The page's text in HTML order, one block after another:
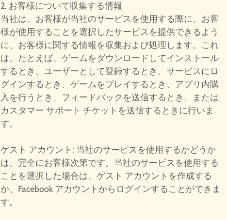
2. お客様について収集する情報
当社は、お客様が当社のサービスを使用する際に、お客
様が使用することを選択したサービスを提供できるよう
に、お客様に関する情報を収集および処理します。これ
は、たとえば、ゲームをダウンロードしてインストール
するとき、ユーザーとして登録するとき、サービスにロ
グインするとき、ゲームをプレイするとき、アプリ内購
入を行うとき、フィードバックを送信するとき、または
カスタマー サポート チケットを送信するときに行いま
す。
ゲスト アカウント: 当社のサービスを使用するかどうか
は、完全にお客様次第です。当社のサービスを使用する
ことを選択した場合は、ゲスト アカウントを作成する
か、Facebook アカウントからログインすることができま
す。